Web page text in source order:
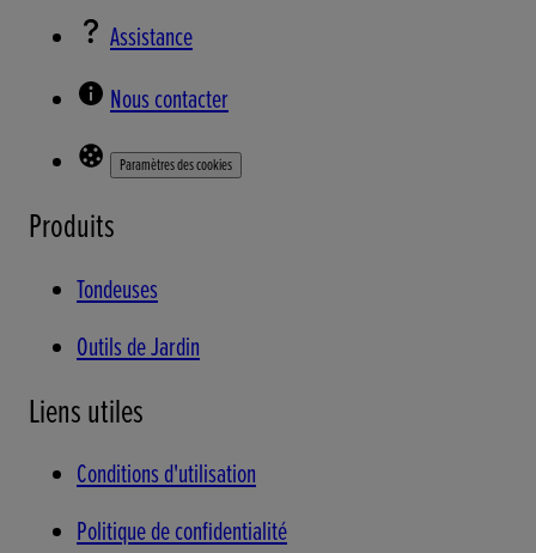
Assistance
Nous contacter
Paramètres des cookies
Produits
Tondeuses
Outils de Jardin
Liens utiles
Conditions d'utilisation
Politique de confidentialité